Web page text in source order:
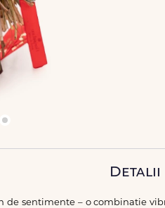
Detalii
de sentimente – o combinatie